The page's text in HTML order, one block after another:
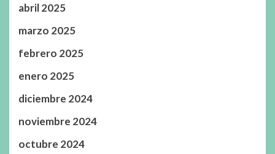
abril 2025
marzo 2025
febrero 2025
enero 2025
diciembre 2024
noviembre 2024
octubre 2024